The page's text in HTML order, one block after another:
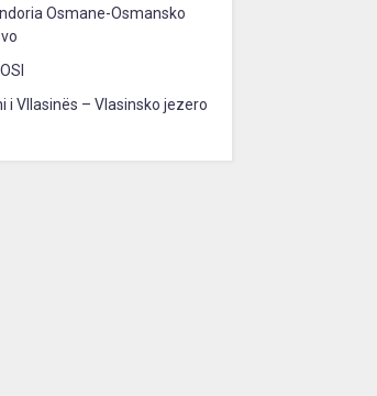
Osmane-Osmansko
i Vllasinës – Vlasinsko jezero